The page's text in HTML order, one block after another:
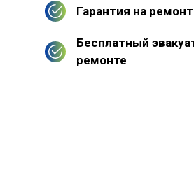
Гарантия на
Бесплатный
ремонте